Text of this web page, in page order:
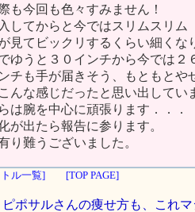
も今回も色々すみません！
してからと今ではスリムスリム
見てビックリするくらい細くな
ゆうと３０インチから今では２
チも手が届きそう、もともとや
んな感じだったと思い出してい
は腕を中心に頑張ります．．．
が出たら報告に参ります。
り難うございました。
ル一覧] [TOP PAGE]
ピポサルさんの痩せ方も、これ